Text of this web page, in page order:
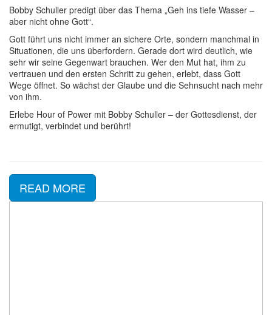
Bobby Schuller predigt über das Thema „Geh ins tiefe Wasser –
aber nicht ohne Gott“.
Gott führt uns nicht immer an sichere Orte, sondern manchmal in
Situationen, die uns überfordern. Gerade dort wird deutlich, wie
sehr wir seine Gegenwart brauchen. Wer den Mut hat, ihm zu
vertrauen und den ersten Schritt zu gehen, erlebt, dass Gott
Wege öffnet. So wächst der Glaube und die Sehnsucht nach mehr
von ihm.
Erlebe Hour of Power mit Bobby Schuller – der Gottesdienst, der
ermutigt, verbindet und berührt!
READ MORE